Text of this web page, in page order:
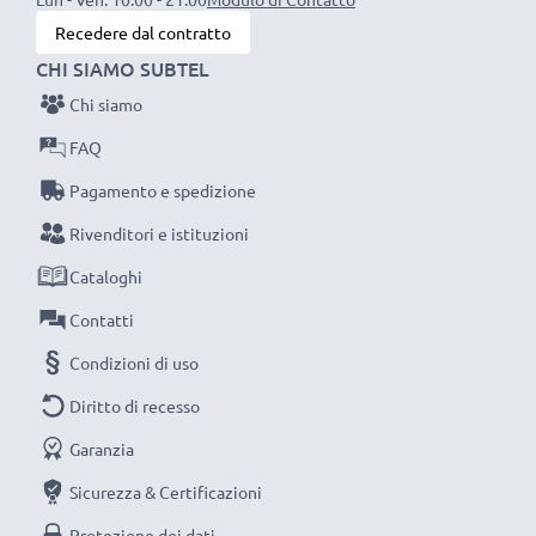
possa fare, efficientando e riducendo l’impatto
ambientale e gli scarti superflui.
Scegli CELLONIC, scegli la lunga durata e l'efficienza,
non fare compromessi sulla qualità: ordina ora!
Recedere dal contratto
CHI SIAMO SUBTEL
Chi siamo
FAQ
Pagamento e spedizione
Rivenditori e istituzioni
Cataloghi
Contatti
Condizioni di uso
Diritto di recesso
Garanzia
Sicurezza & Certificazioni